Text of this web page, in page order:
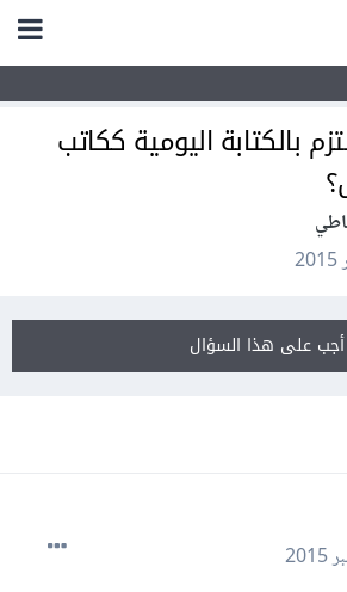
بالكتابة اليومية ككاتب
أجب على هذا السؤال